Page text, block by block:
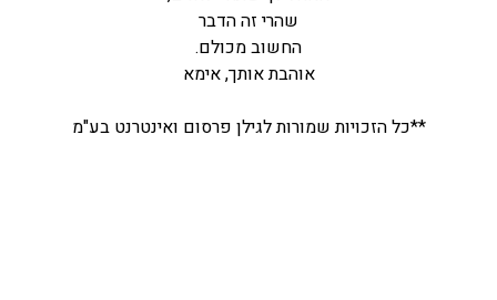
שהרי זה הדבר
החשוב מכולם.
אוהבת אותך, אימא
**כל הזכויות שמורות לגילן פרסום ואינטרנט בע"מ